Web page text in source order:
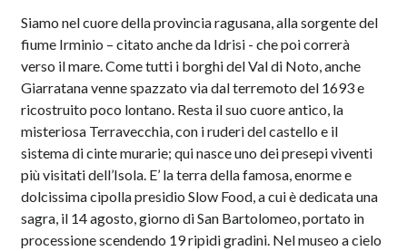
Siamo nel cuore della provincia ragusana, alla sorgente del
fiume Irminio – citato anche da Idrisi - che poi correrà
verso il mare. Come tutti i borghi del Val di Noto, anche
Giarratana venne spazzato via dal terremoto del 1693 e
ricostruito poco lontano. Resta il suo cuore antico, la
misteriosa Terravecchia, con i ruderi del castello e il
sistema di cinte murarie; qui nasce uno dei presepi viventi
più visitati dell’Isola. E’ la terra della famosa, enorme e
dolcissima cipolla presidio Slow Food, a cui è dedicata una
sagra, il 14 agosto, giorno di San Bartolomeo, portato in
processione scendendo 19 ripidi gradini. Nel museo a cielo